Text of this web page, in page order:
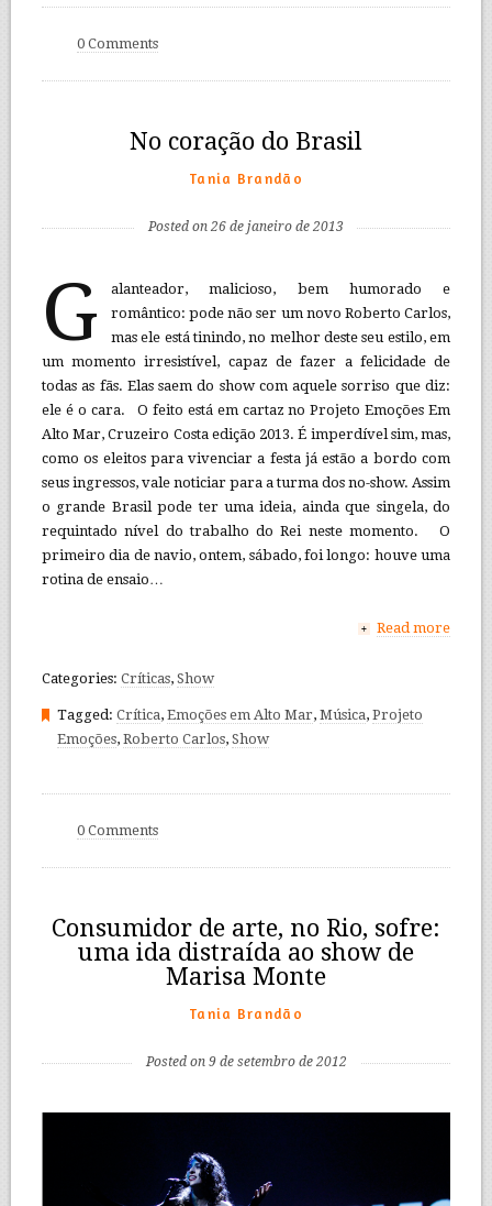
0 Comments
No coração do Brasil
Tania Brandão
Posted on 26 de janeiro de 2013
G
alanteador, malicioso, bem humorado e
romântico: pode não ser um novo Roberto Carlos,
mas ele está tinindo, no melhor deste seu estilo, em
um momento irresistível, capaz de fazer a felicidade de
todas as fãs. Elas saem do show com aquele sorriso que diz:
ele é o cara. O feito está em cartaz no Projeto Emoções Em
Alto Mar, Cruzeiro Costa edição 2013. É imperdível sim, mas,
como os eleitos para vivenciar a festa já estão a bordo com
seus ingressos, vale noticiar para a turma dos no-show. Assim
o grande Brasil pode ter uma ideia, ainda que singela, do
requintado nível do trabalho do Rei neste momento. O
primeiro dia de navio, ontem, sábado, foi longo: houve uma
rotina de ensaio…
+ Read more
Categories: Críticas, Show
Tagged: Crítica, Emoções em Alto Mar, Música, Projeto
Emoções, Roberto Carlos, Show
0 Comments
Consumidor de arte, no Rio, sofre:
uma ida distraída ao show de
Marisa Monte
Tania Brandão
Posted on 9 de setembro de 2012